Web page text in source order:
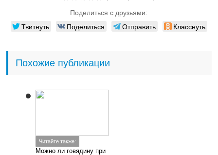
Поделиться с друзьями:
Твитнуть Поделиться Отправить Класснуть
Похожие публикации
Читайте также:
Можно ли говядину при